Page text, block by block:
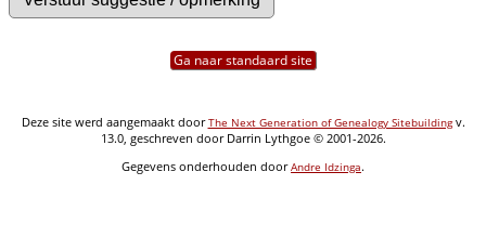
Ga naar standaard site
Deze site werd aangemaakt doorThe Next Generation of Genealogy Sitebuildingv.
13.0, geschreven door Darrin Lythgoe © 2001-2026.
Gegevens onderhouden doorAndre Idzinga.